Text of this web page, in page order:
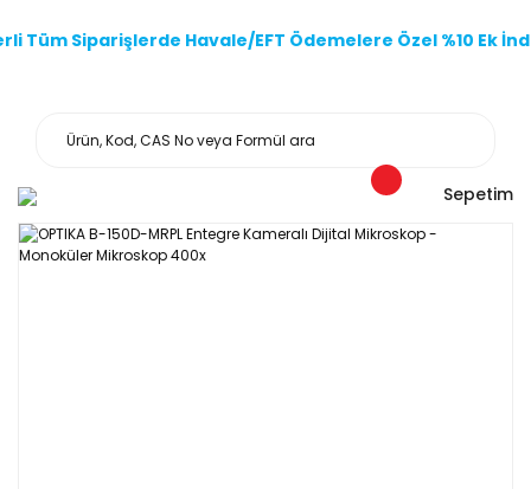
Tüm Siparişlerde Havale/EFT Ödemelere Özel %10 Ek
Sepetim